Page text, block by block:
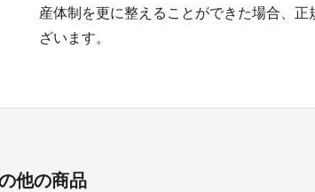
産体制を更に整えることができた場合、
ざいます。
他の商品